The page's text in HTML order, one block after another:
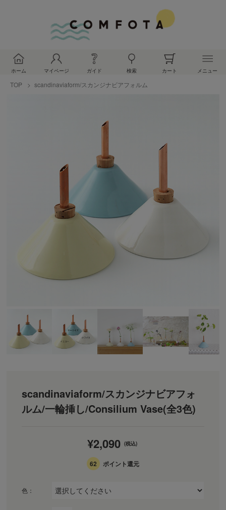
ホーム マイページ ガイド 検索 カート メニュー
TOP scandinaviaform/スカンジナビアフォルム
scandinaviaform/スカンジナビアフォ
ルム/一輪挿し/Consilium Vase(全3色)
¥2,090 (税込)
62 ポイント還元
色：